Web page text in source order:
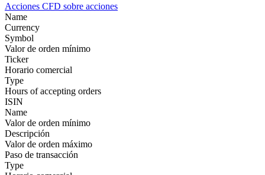
Acciones CFD sobre acciones
Name
Currency
Symbol
Valor de orden mínimo
Ticker
Horario comercial
Type
Hours of accepting orders
ISIN
Name
Valor de orden mínimo
Descripción
Valor de orden máximo
Paso de transacción
Type